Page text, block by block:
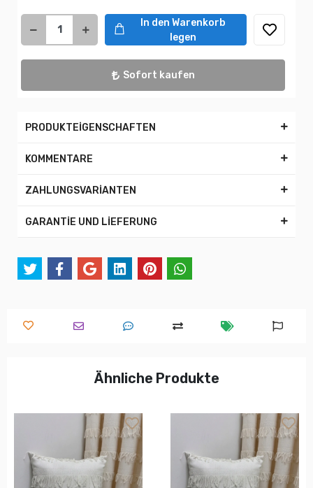
In den Warenkorb
legen
Sofort kaufen
PRODUKTEİGENSCHAFTEN
KOMMENTARE
ZAHLUNGSVARİANTEN
GARANTİE UND LİEFERUNG
Ähnliche Produkte